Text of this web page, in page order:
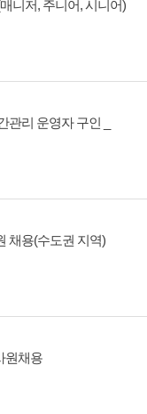
니저, 주니어, 시니어)
관리 운영자 구인 _
채용(수도권 지역)
원채용